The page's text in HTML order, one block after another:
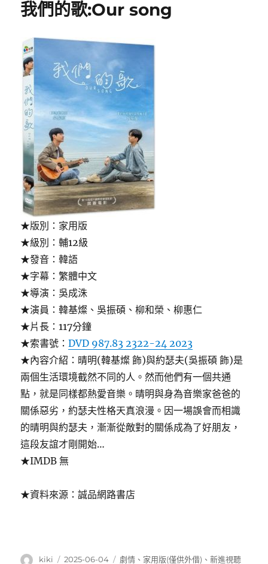
我們的歌:Our song
★版別：家用版
★級別：輔12級
★發音：韓語
★字幕：繁體中文
★導演：吳成洙
★演員：韓基燦、吳振碩、柳和榮、柳惠仁
★片長：117分鐘
★索書號：DVD 987.83 2322-24 2023
★內容介紹：晴明(韓基燦 飾)與約瑟夫(吳振碩 飾)是
兩個生活環境截然不同的人。然而他們有一個共通
點，就是同樣都熱愛音樂。晴明與身為音樂家爸爸的
關係惡劣，約瑟夫性格天真浪漫。因一場誤會而相識
的晴明與約瑟夫，漸漸從敵對的關係成為了好朋友，
這段友誼才剛開始…
★IMDB 無
★資料來源：誠品網路書店
作
kiki
發
2025-06-04
分
劇情 、 家用版(僅供外借) 、新進視聽